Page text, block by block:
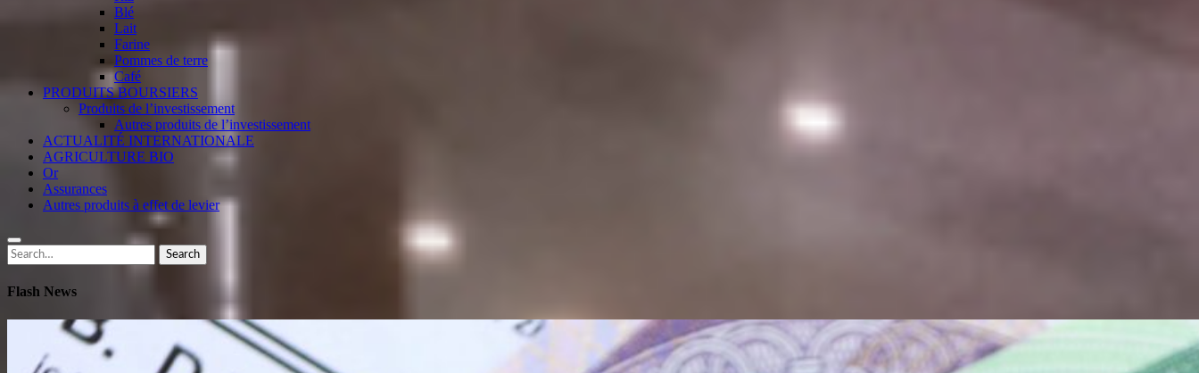
Blé
Lait
Farine
Pommes de terre
Café
PRODUITS BOURSIERS
Produits de l’investissement
Autres produits de l’investissement
ACTUALITÉ INTERNATIONALE
AGRICULTURE BIO
Or
Assurances
Autres produits à effet de levier
Search
for:
Search
Flash News